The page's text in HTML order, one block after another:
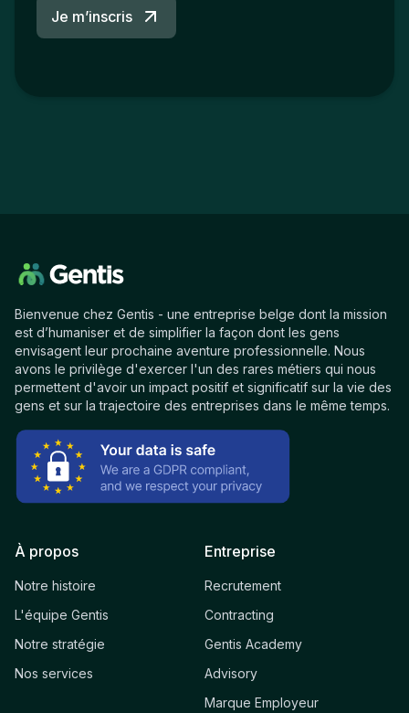
Je m’inscris
Bienvenue chez Gentis - une entreprise belge dont la mission
est d’humaniser et de simplifier la façon dont les gens
envisagent leur prochaine aventure professionnelle. Nous
avons le privilège d'exercer l'un des rares métiers qui nous
permettent d'avoir un impact positif et significatif sur la vie des
gens et sur la trajectoire des entreprises dans le même temps.
À propos
Notre histoire
L'équipe Gentis
Notre stratégie
Nos services
Entreprise
Recrutement
Contracting
Gentis Academy
Advisory
Marque Employeur